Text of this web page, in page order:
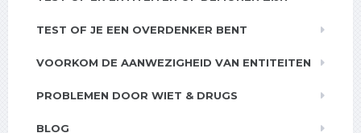
TEST OF JE EEN OVERDENKER BENT
VOORKOM DE AANWEZIGHEID VAN ENTITEITEN
PROBLEMEN DOOR WIET & DRUGS
BLOG